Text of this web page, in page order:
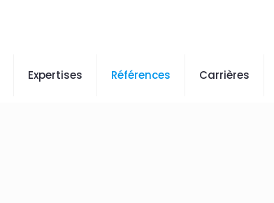
Expertises Références Carrières